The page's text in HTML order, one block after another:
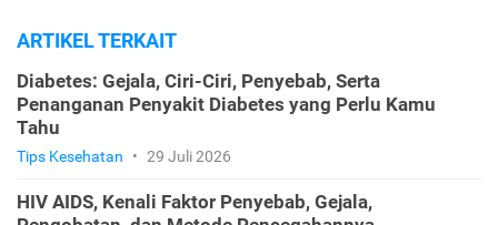
ARTIKEL TERKAIT
Diabetes: Gejala, Ciri-Ciri, Penyebab, Serta
Penanganan Penyakit Diabetes yang Perlu Kamu
Tahu
Tips Kesehatan • 29 Juli 2026
HIV AIDS, Kenali Faktor Penyebab, Gejala,